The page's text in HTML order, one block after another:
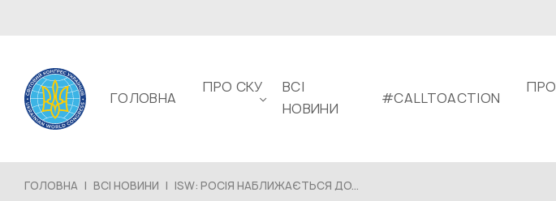
ГОЛОВНА
ПРО СКУ
ВСІ
НОВИНИ
#CALLTOACTION
ГОЛОВНА | ВСІ НОВИНИ | ISW: РОСІЯ НАБЛИЖАЄТЬСЯ ДО...